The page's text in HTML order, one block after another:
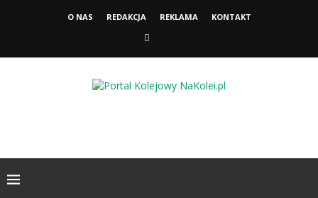
O NAS REDAKCJA REKLAMA KONTAKT